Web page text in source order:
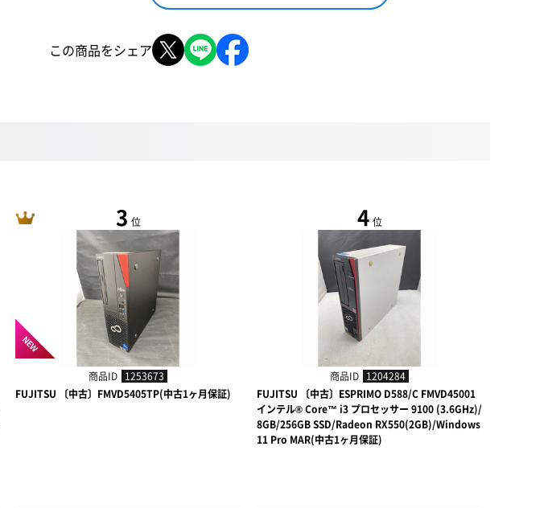
この商品をシェア
3 位
NEW
商品ID 1253673
FUJITSU 〔中古〕FMVD5405TP(中古1ヶ月保証)
4 位
商品ID 1204284
FUJITSU 〔中古〕ESPRIMO D588/C FMVD45001
インテル® Core™ i3 プロセッサー 9100 (3.6GHz)/
8GB/256GB SSD/Radeon RX550(2GB)/Windows
11 Pro MAR(中古1ヶ月保証)